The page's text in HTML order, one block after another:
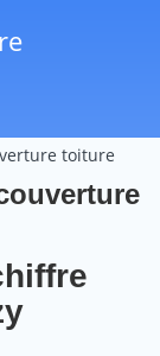
toiture